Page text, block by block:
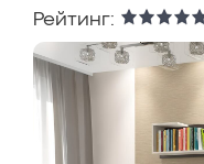
Рейтинг: